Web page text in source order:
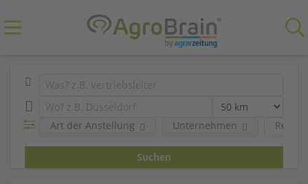
Art der Anstellung Unternehmen Region